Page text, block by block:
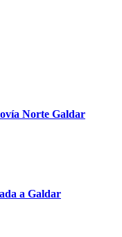
Norte Galdar
a Galdar